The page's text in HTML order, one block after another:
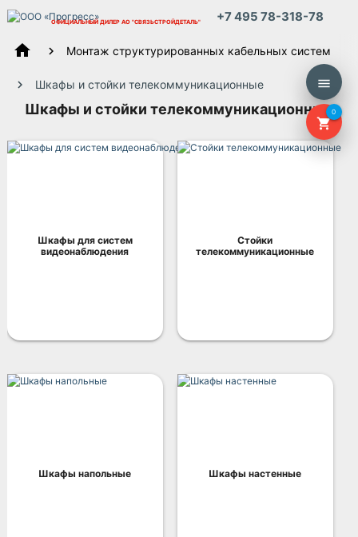
ОФИЦИАЛЬНЫЙ ДИЛЕР АО "СВЯЗЬСТРОЙДЕТАЛЬ" +7 495 78-318-78
menu
shopping_cart
0
home Монтаж структурированных кабельных систем
Шкафы и стойки телекоммуникационные
Шкафы и стойки телекоммуникационные
Шкафы для систем
видеонаблюдения
Стойки
телекоммуникационные
Шкафы напольные Шкафы настенные